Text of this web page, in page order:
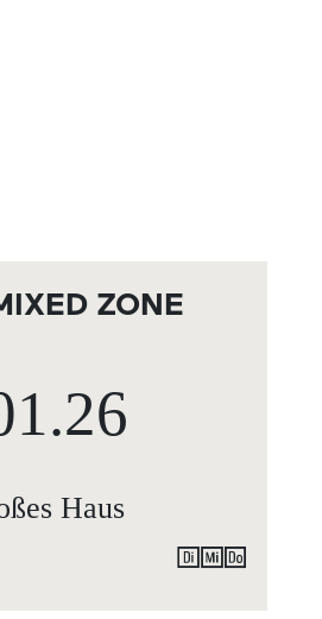
ZONE
26
Haus